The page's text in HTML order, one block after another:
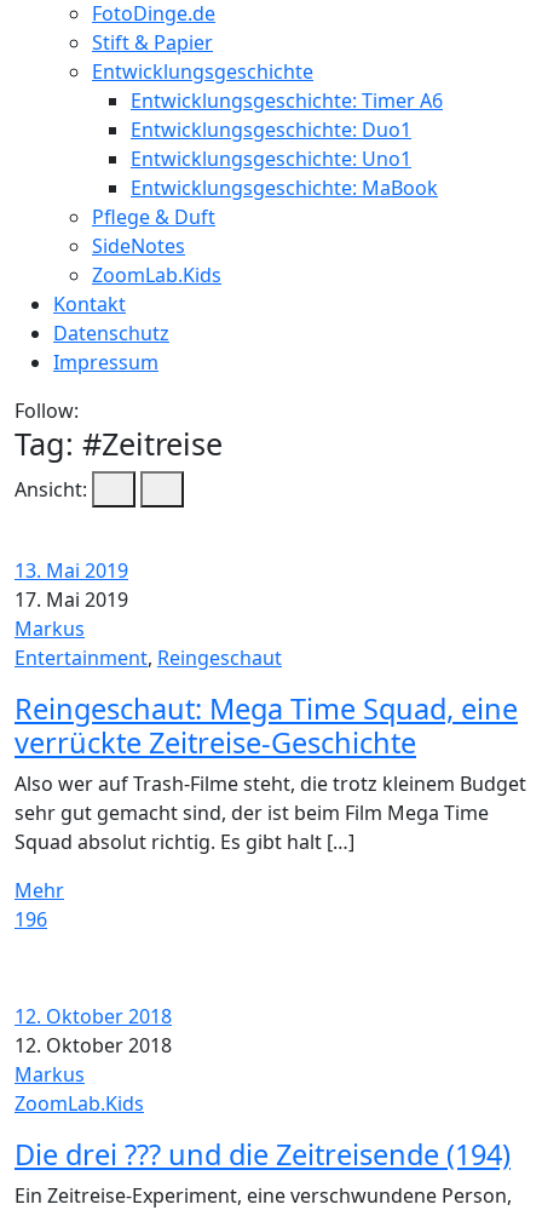
FotoDinge.de
Stift & Papier
Entwicklungsgeschichte
Entwicklungsgeschichte: Timer A6
Entwicklungsgeschichte: Duo1
Entwicklungsgeschichte: Uno1
Entwicklungsgeschichte: MaBook
Pflege & Duft
SideNotes
ZoomLab.Kids
Kontakt
Datenschutz
Impressum
Follow:
Tag: #Zeitreise
Ansicht:
13. Mai 2019
17. Mai 2019
Markus
Entertainment, Reingeschaut
Reingeschaut: Mega Time Squad, eine
verrückte Zeitreise-Geschichte
Also wer auf Trash-Filme steht, die trotz kleinem Budget
sehr gut gemacht sind, der ist beim Film Mega Time
Squad absolut richtig. Es gibt halt […]
Mehr
196
12. Oktober 2018
12. Oktober 2018
Markus
ZoomLab.Kids
Die drei ??? und die Zeitreisende (194)
Ein Zeitreise-Experiment, eine verschwundene Person,